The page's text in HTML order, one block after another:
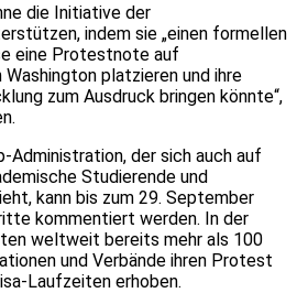
die Initiative der
indem sie „einen formellen
eine Protestnote auf
platzieren und ihre
zum Ausdruck bringen könnte“,
Administration, der sich auch auf
Studierende und
kann bis zum 29. September
kommentiert werden. In der
weltweit bereits mehr als 100
und Verbände ihren Protest
Laufzeiten erhoben.